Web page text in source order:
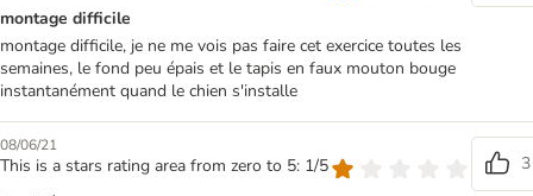
montage difficile
montage difficile, je ne me vois pas faire cet exercice toutes les
semaines, le fond peu épais et le tapis en faux mouton bouge
instantanément quand le chien s'installe
08/06/21
This is a stars rating area from zero to 5: 1/5
3